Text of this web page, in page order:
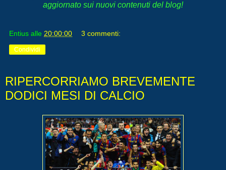
aggiornato sui nuovi contenuti del blog!
Entius alle 20:00:00 3 commenti:
Condividi
RIPERCORRIAMO BREVEMENTE
DODICI MESI DI CALCIO